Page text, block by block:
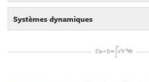
Systèmes dynamiques